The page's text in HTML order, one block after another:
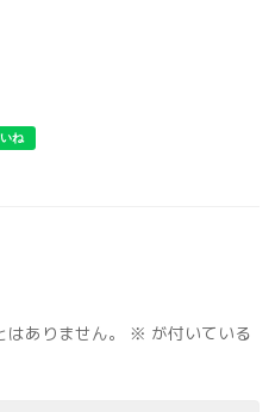
ありません。 ※ が付いている